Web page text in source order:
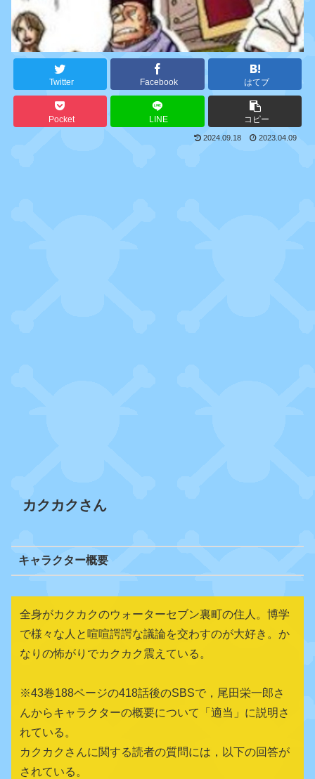
Twitter Facebook はてブ
Pocket LINE コピー
2024.09.18 2023.04.09
カクカクさん
キャラクター概要
全身がカクカクのウォーターセブン裏町の住人。博学
で様々な人と喧喧諤諤な議論を交わすのが大好き。か
なりの怖がりでカクカク震えている。
※43巻188ページの418話後のSBSで，尾田栄一郎さ
んからキャラクターの概要について「適当」に説明さ
れている。
カクカクさんに関する読者の質問には，以下の回答が
されている。